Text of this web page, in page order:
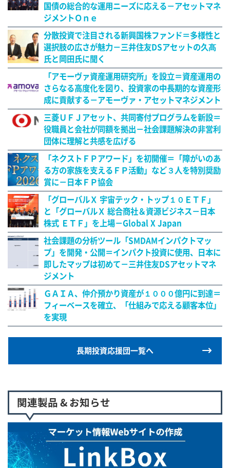
国債の総合的な運用ニーズに応える－アセットマネ
ジメントＯｎｅ
分散投資で注目される新興国株ファンド＝多様性と
選択肢の広さが魅力－三井住友DSアセットの久髙
氏と岡田氏に聞く
「アモーヴァ資産運用研究所」を設立＝資産運用の
さらなる高度化を図り、投資家の中長期的な資産形
成に貢献する－アモーヴァ・アセットマネジメント
三菱ＵＦＪアセット、共同寄付プログラムを新設＝
役職員と会社が同額を拠出－社会課題解決の非営利
団体に理解と共感を広げる
「ネクストＦＰアワード」を初開催＝「障がいのあ
る方の家族を支えるＦＰ活動」など３人を特別奨励
賞に－日本ＦＰ協会
「グローバルＸ 宇宙テック・トップ１０ＥＴＦ」
と「グローバルＸ 総合商社＆資源ビジネス－日本
株式 ＥＴＦ」を上場－Global X Japan
社会課題の分析ツール「SMDAMインパクトマッ
プ」を開発・公開＝インパクト投資に使用、日本に
即したマップは初めて－三井住友DSアセットマネ
ジメント
ＧＡＩＡ、仲介預かり資産が１０００億円に到達＝
フィーベースを確立、「仕組みで応える顧客本位」
を実現
長期投資応援団一覧へ
関連製品 & お知らせ